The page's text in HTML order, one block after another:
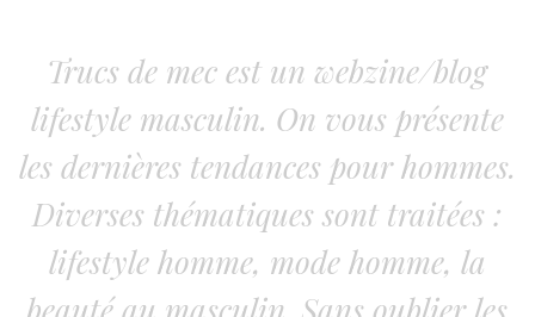
Trucs de mec est un webzine/blog
lifestyle masculin. On vous présente
les dernières tendances pour hommes.
Diverses thématiques sont traitées :
lifestyle homme, mode homme, la